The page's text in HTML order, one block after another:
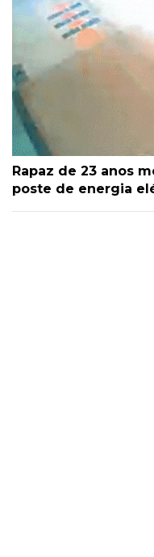
Rapaz de 23 anos
poste de energia